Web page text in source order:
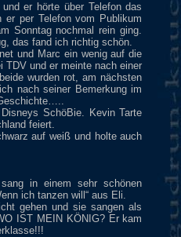
er hörte über Telefon das
er per Telefon vom Publikum
Sonntag nochmal rein ging.
das fand ich richtig schön.
und Marc ein wenig auf die
TDV und er meinte nach einer
wurden rot, am nächsten
nach seiner Bemerkung im
SchöBie. Kevin Tarte
feiert.
auf weiß und holte auch
in einem sehr schönen
ich tanzen will“ aus Eli.
gehen und sie sangen als
IST MEIN KÖNIG? Er kam